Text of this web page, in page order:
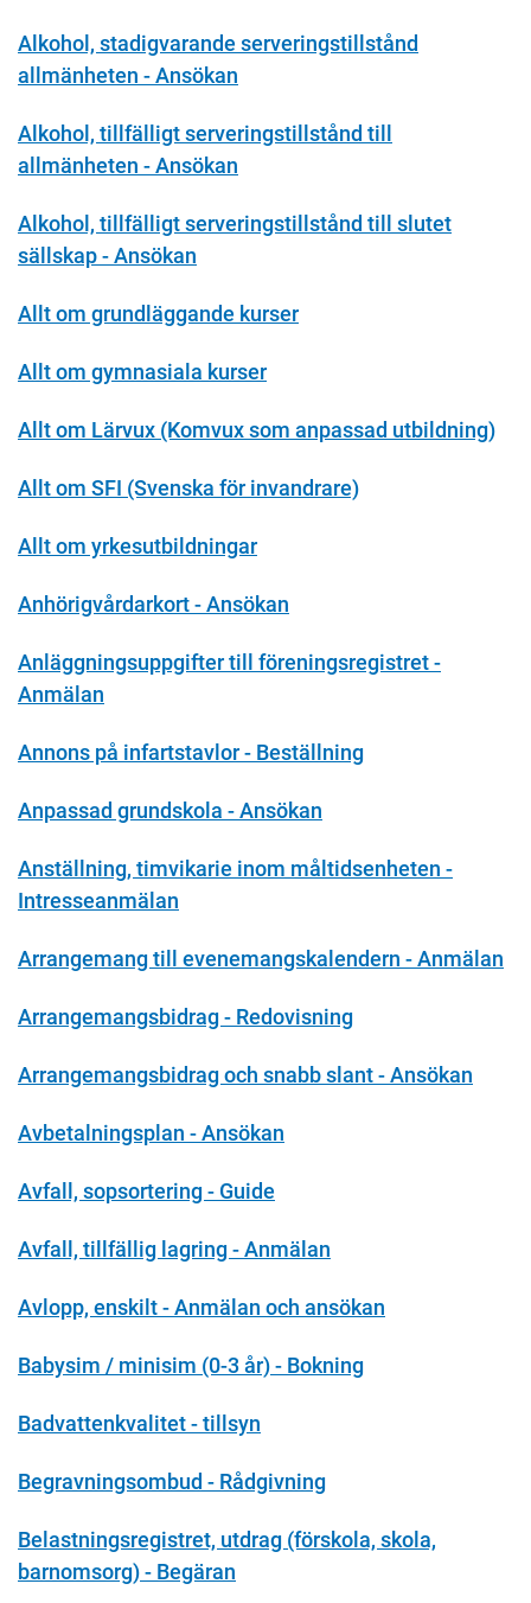
Alkohol, stadigvarande serveringstillstånd
allmänheten - Ansökan
Alkohol, tillfälligt serveringstillstånd till
allmänheten - Ansökan
Alkohol, tillfälligt serveringstillstånd till slutet
sällskap - Ansökan
Allt om grundläggande kurser
Allt om gymnasiala kurser
Allt om Lärvux (Komvux som anpassad utbildning)
Allt om SFI (Svenska för invandrare)
Allt om yrkesutbildningar
Anhörigvårdarkort - Ansökan
Anläggningsuppgifter till föreningsregistret -
Anmälan
Annons på infartstavlor - Beställning
Anpassad grundskola - Ansökan
Anställning, timvikarie inom måltidsenheten -
Intresseanmälan
Arrangemang till evenemangskalendern - Anmälan
Arrangemangsbidrag - Redovisning
Arrangemangsbidrag och snabb slant - Ansökan
Avbetalningsplan - Ansökan
Avfall, sopsortering - Guide
Avfall, tillfällig lagring - Anmälan
Avlopp, enskilt - Anmälan och ansökan
Babysim / minisim (0-3 år) - Bokning
Badvattenkvalitet - tillsyn
Begravningsombud - Rådgivning
Belastningsregistret, utdrag (förskola, skola,
barnomsorg) - Begäran